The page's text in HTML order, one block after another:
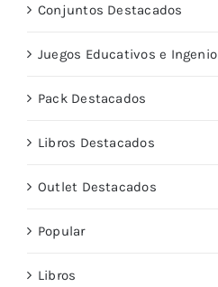
Conjuntos Destacados
Juegos Educativos e Ingenio
Pack Destacados
Libros Destacados
Outlet Destacados
Popular
Libros